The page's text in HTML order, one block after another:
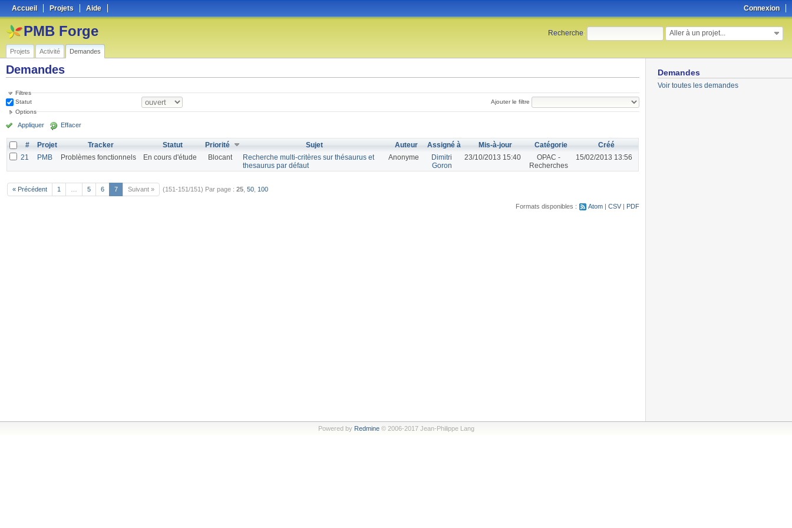
Connexion
Accueil Projets Aide
Recherche: Aller à un projet...
PMB Forge
Projets Activité Demandes
Demandes
Voir toutes les demandes
Demandes
Filtres
Statut
Ajouter le filtre
Options
Appliquer Effacer
# Projet Tracker Statut Priorité Sujet Auteur Assigné à Mis-à-jour Catégorie
Créé
21
PMB Problèmes fonctionnels En cours d'étude Blocant
Recherche multi-critères sur thésaurus et
thesaurus par défaut
Anonyme
Dimitri
Goron
23/10/2013 15:40
OPAC -
Recherches
15/02/2013 13:56
« Précédent 1 5 6 7 Suivant » (151-151/151) Par page : 25 50 100
Formats disponibles : Atom CSV PDF
Powered by Redmine© 2006-2017 Jean-Philippe Lang